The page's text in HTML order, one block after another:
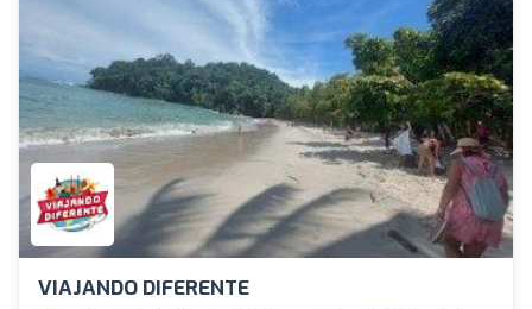
VIAJANDO DIFERENTE